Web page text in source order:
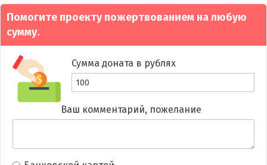
Помогите проекту пожертвованием на любую
сумму.
Сумма доната в рублях
Ваш комментарий, пожелание